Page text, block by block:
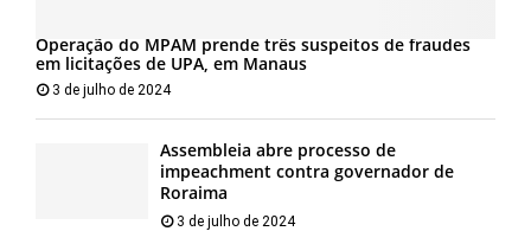
Operação do MPAM prende três suspeitos de fraudes
em licitações de UPA, em Manaus
3 de julho de 2024
Assembleia abre processo de
impeachment contra governador de
Roraima
3 de julho de 2024